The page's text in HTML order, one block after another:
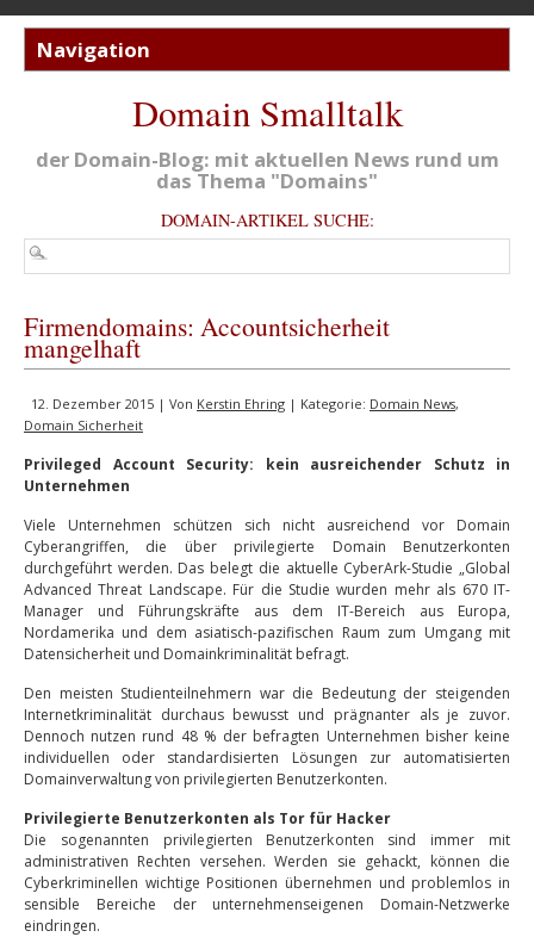
Domain Smalltalk
der Domain-Blog: mit aktuellen News rund um
das Thema "Domains"
DOMAIN-ARTIKEL SUCHE:
Firmendomains: Accountsicherheit
mangelhaft
12. Dezember 2015 | Von Kerstin Ehring | Kategorie: Domain News,
Domain Sicherheit
Privileged Account Security: kein ausreichender Schutz in
Unternehmen
Viele Unternehmen schützen sich nicht ausreichend vor Domain
Cyberangriffen, die über privilegierte Domain Benutzerkonten
durchgeführt werden. Das belegt die aktuelle CyberArk-Studie „Global
Advanced Threat Landscape. Für die Studie wurden mehr als 670 IT-
Manager und Führungskräfte aus dem IT-Bereich aus Europa,
Nordamerika und dem asiatisch-pazifischen Raum zum Umgang mit
Datensicherheit und Domainkriminalität befragt.
Den meisten Studienteilnehmern war die Bedeutung der steigenden
Internetkriminalität durchaus bewusst und prägnanter als je zuvor.
Dennoch nutzen rund 48 % der befragten Unternehmen bisher keine
individuellen oder standardisierten Lösungen zur automatisierten
Domainverwaltung von privilegierten Benutzerkonten.
Privilegierte Benutzerkonten als Tor für Hacker
Die sogenannten privilegierten Benutzerkonten sind immer mit
administrativen Rechten versehen. Werden sie gehackt, können die
Cyberkriminellen wichtige Positionen übernehmen und problemlos in
sensible Bereiche der unternehmenseigenen Domain-Netzwerke
eindringen.